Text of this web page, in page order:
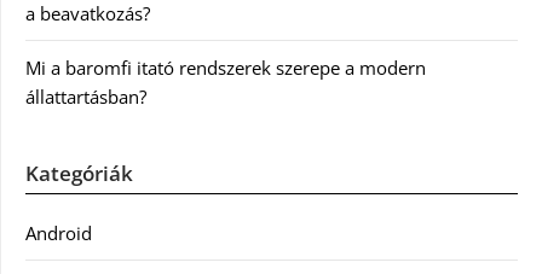
a beavatkozás?
Mi a baromfi itató rendszerek szerepe a modern
állattartásban?
Kategóriák
Android